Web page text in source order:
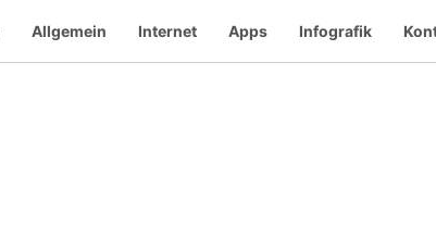
Allgemein Internet Apps Infografik